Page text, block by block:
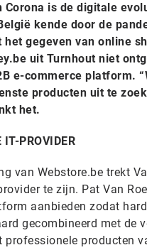
Corona is de digitale
kende door de
gegeven van online
uit Turnhout niet
e-commerce platform.
producten uit te
het.
IT-PROVIDER
van Webstore.be trekt
te zijn. Pat Van
aanbieden zodat
gecombineerd met de
producten